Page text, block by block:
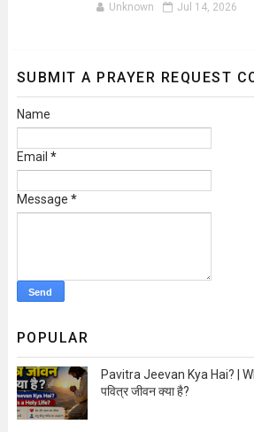
Unknown Jul 14, 2026
SUBMIT A PRAYER REQUEST
Name
Email *
Message *
POPULAR
Pavitra Jeevan Kya Hai? |
पवित्र जीवन क्या है?